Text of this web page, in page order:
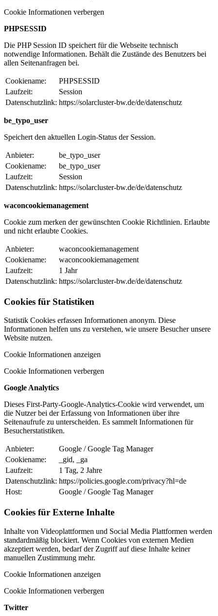
Cookie Informationen verbergen
PHPSESSID
Die PHP Session ID speichert für die Webseite technisch
notwendige Informationen. Behält die Zustände des Benutzers bei
allen Seitenanfragen bei.
Cookiename:
PHPSESSID
Laufzeit:
Session
Datenschutzlink: https://solarcluster-bw.de/de/datenschutz
be_typo_user
Speichert den aktuellen Login-Status der Session.
Anbieter:
be_typo_user
Cookiename:
be_typo_user
Laufzeit:
Session
Datenschutzlink: https://solarcluster-bw.de/de/datenschutz
waconcookiemanagement
Cookie zum merken der gewünschten Cookie Richtlinien. Erlaubte
und nicht erlaubte Cookies.
Anbieter:
waconcookiemanagement
Cookiename:
waconcookiemanagement
Laufzeit:
1 Jahr
Datenschutzlink: https://solarcluster-bw.de/de/datenschutz
Cookies für Statistiken
Statistik Cookies erfassen Informationen anonym. Diese
Informationen helfen uns zu verstehen, wie unsere Besucher unsere
Website nutzen.
Cookie Informationen anzeigen
Cookie Informationen verbergen
Google Analytics
Dieses First-Party-Google-Analytics-Cookie wird verwendet, um
die Nutzer bei der Erfassung von Informationen über ihre
Seitenaufrufe zu unterscheiden. Es sammelt Informationen für
Besucherstatistiken.
Anbieter:
Google / Google Tag Manager
Cookiename:
_gid, _ga
Laufzeit:
1 Tag, 2 Jahre
Datenschutzlink: https://policies.google.com/privacy?hl=de
Host:
Google / Google Tag Manager
Cookies für Externe Inhalte
Inhalte von Videoplattformen und Social Media Plattformen werden
standardmäßig blockiert. Wenn Cookies von externen Medien
akzeptiert werden, bedarf der Zugriff auf diese Inhalte keiner
manuellen Zustimmung mehr.
Cookie Informationen anzeigen
Cookie Informationen verbergen
Twitter